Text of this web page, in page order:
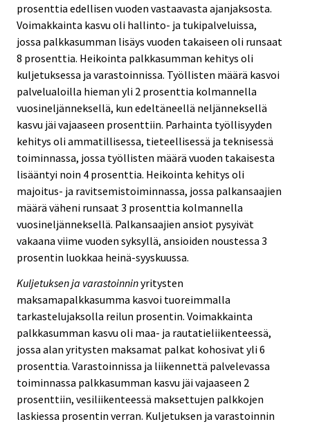
prosenttia edellisen vuoden vastaavasta ajanjaksosta.
Voimakkainta kasvu oli hallinto- ja tukipalveluissa,
jossa palkkasumman lisäys vuoden takaiseen oli runsaat
8 prosenttia. Heikointa palkkasumman kehitys oli
kuljetuksessa ja varastoinnissa. Työllisten määrä kasvoi
palvelualoilla hieman yli 2 prosenttia kolmannella
vuosineljänneksellä, kun edeltäneellä neljänneksellä
kasvu jäi vajaaseen prosenttiin. Parhainta työllisyyden
kehitys oli ammatillisessa, tieteellisessä ja teknisessä
toiminnassa, jossa työllisten määrä vuoden takaisesta
lisääntyi noin 4 prosenttia. Heikointa kehitys oli
majoitus- ja ravitsemistoiminnassa, jossa palkansaajien
määrä väheni runsaat 3 prosenttia kolmannella
vuosineljänneksellä. Palkansaajien ansiot pysyivät
vakaana viime vuoden syksyllä, ansioiden noustessa 3
prosentin luokkaa heinä-syyskuussa.
Kuljetuksen ja varastoinninyritysten
maksamapalkkasumma kasvoi tuoreimmalla
tarkastelujaksolla reilun prosentin. Voimakkainta
palkkasumman kasvu oli maa- ja rautatieliikenteessä,
jossa alan yritysten maksamat palkat kohosivat yli 6
prosenttia. Varastoinnissa ja liikennettä palvelevassa
toiminnassa palkkasumman kasvu jäi vajaaseen 2
prosenttiin, vesiliikenteessä maksettujen palkkojen
laskiessa prosentin verran. Kuljetuksen ja varastoinnin